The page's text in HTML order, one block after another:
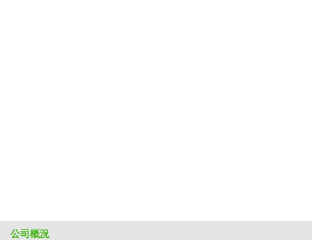
公司概況